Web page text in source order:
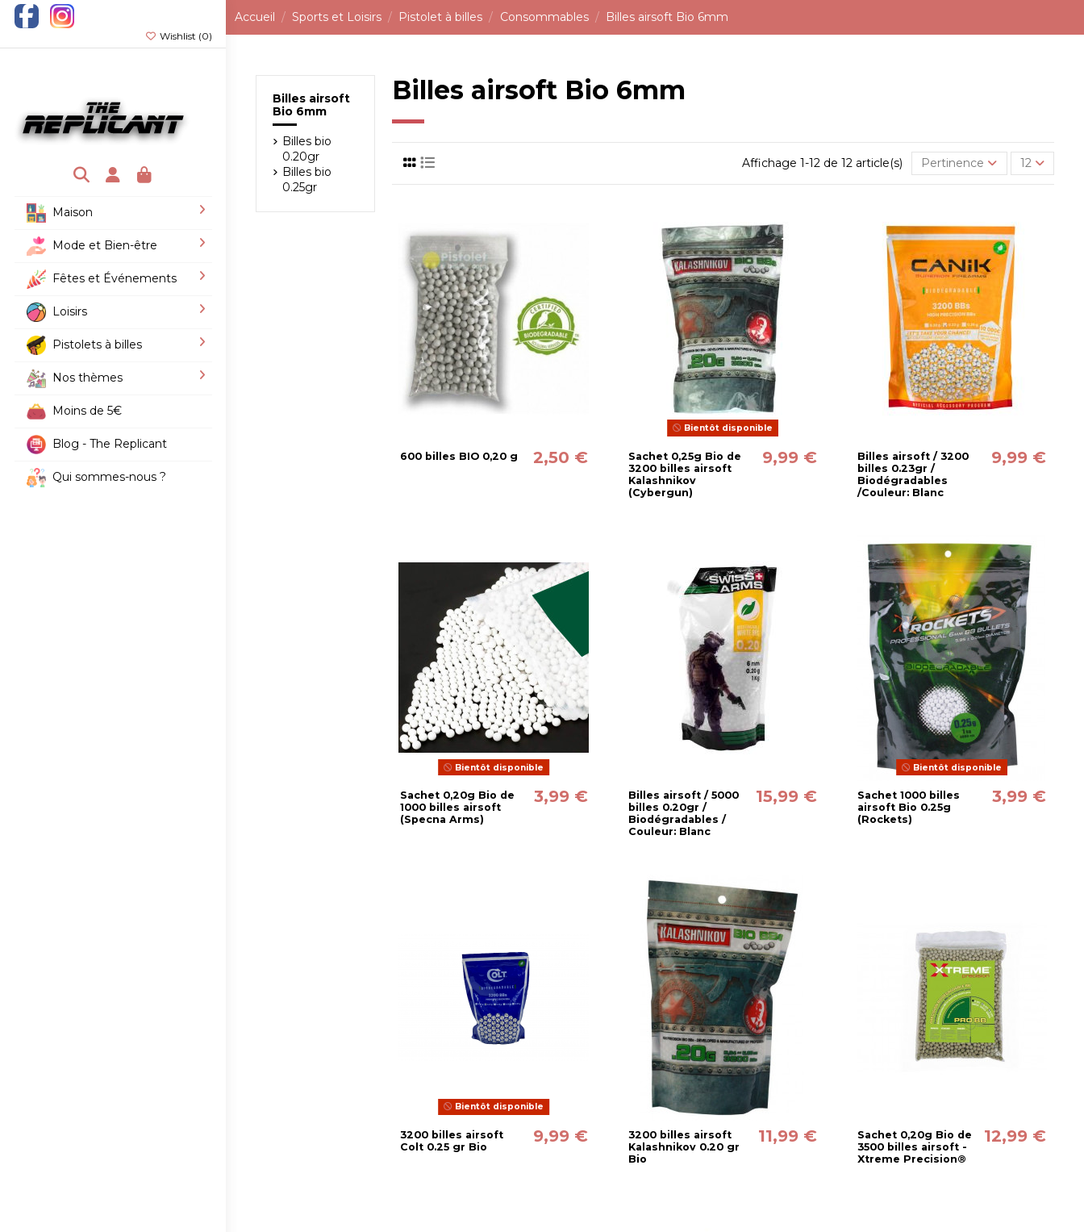
Wishlist (0)
Maison
Mode et Bien-être
Fêtes et Événements
Loisirs
Pistolets à billes
Nos thèmes
Moins de 5€
Blog - The Replicant
Qui sommes-nous ?
Accueil Sports et Loisirs Pistolet à billes Consommables Billes airsoft Bio 6mm
Billes airsoft Bio 6mm
Affichage 1-12 de 12 article(s) Pertinence 12
600 billes BIO 0,20 g 2,50 €
Bientôt disponible
Sachet 0,25g Bio de
3200 billes airsoft
Kalashnikov
(Cybergun)
9,99 €
Billes airsoft / 3200
billes 0.23gr /
Biodégradables
/Couleur: Blanc
9,99 €
Bientôt disponible
Sachet 0,20g Bio de
1000 billes airsoft
(Specna Arms)
3,99 €
Billes airsoft / 5000
billes 0.20gr /
Biodégradables /
Couleur: Blanc
15,99 €
Bientôt disponible
Sachet 1000 billes
airsoft Bio 0.25g
(Rockets)
3,99 €
Bientôt disponible
3200 billes airsoft
Colt 0.25 gr Bio
9,99 €
3200 billes airsoft
Kalashnikov 0.20 gr
Bio
11,99 €
Sachet 0,20g Bio de
3500 billes airsoft -
Xtreme Precision®
12,99 €
Billes airsoft
Bio 6mm
Billes bio
0.20gr
Billes bio
0.25gr